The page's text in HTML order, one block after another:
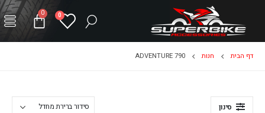
0
0
דף הבית חנות 790 ADVENTURE
סינון